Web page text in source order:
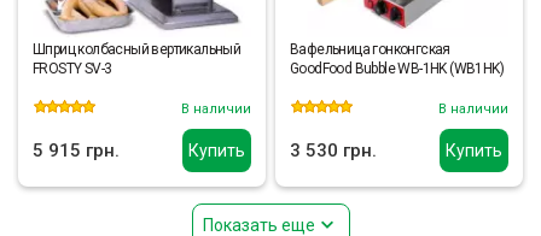
Купить
Шприц колбасный вертикальный
FROSTY SV-3
В наличии
5 915 грн. Купить
Вафельница гонконгская
GoodFood Bubble WB-1HK (WB1HK)
В наличии
3 530 грн.
Показать еще